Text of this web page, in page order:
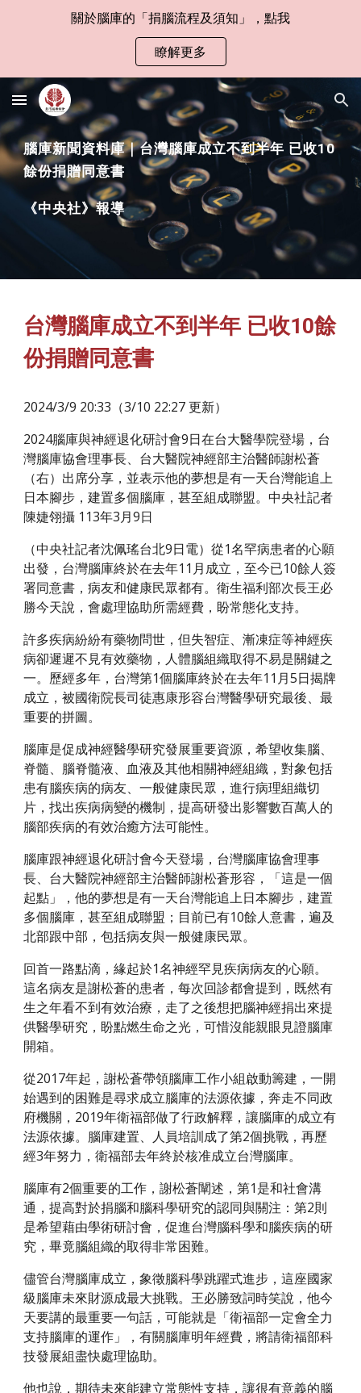
Skip to navigation
關於腦庫的「捐腦流程及須知」，點我
瞭解更多
腦庫新聞資料庫｜台灣腦庫成立不到半年 已收10
餘份捐贈同意書
《中央社》報導
台灣腦庫成立不到半年 已收10餘
份捐贈同意書
2024/3/9 20:33（3/10 22:27 更新）
2024腦庫與神經退化研討會9日在台大醫學院登場，台
灣腦庫協會理事長、台大醫院神經部主治醫師謝松蒼
（右）出席分享，並表示他的夢想是有一天台灣能追上
日本腳步，建置多個腦庫，甚至組成聯盟。中央社記者
陳婕翎攝 113年3月9日
（中央社記者沈佩瑤台北9日電）從1名罕病患者的心願
出發，台灣腦庫終於在去年11月成立，至今已10餘人簽
署同意書，病友和健康民眾都有。衛生福利部次長王必
勝今天說，會處理協助所需經費，盼常態化支持。
許多疾病紛紛有藥物問世，但失智症、漸凍症等神經疾
病卻遲遲不見有效藥物，人體腦組織取得不易是關鍵之
一。歷經多年，台灣第1個腦庫終於在去年11月5日揭牌
成立，被國衛院長司徒惠康形容台灣醫學研究最後、最
重要的拼圖。
腦庫是促成神經醫學研究發展重要資源，希望收集腦、
脊髓、腦脊髓液、血液及其他相關神經組織，對象包括
患有腦疾病的病友、一般健康民眾，進行病理組織切
片，找出疾病病變的機制，提高研發出影響數百萬人的
腦部疾病的有效治癒方法可能性。
腦庫跟神經退化研討會今天登場，台灣腦庫協會理事
長、台大醫院神經部主治醫師謝松蒼形容，「這是一個
起點」，他的夢想是有一天台灣能追上日本腳步，建置
多個腦庫，甚至組成聯盟；目前已有10餘人意書，遍及
北部跟中部，包括病友與一般健康民眾。
回首一路點滴，緣起於1名神經罕見疾病病友的心願。
這名病友是謝松蒼的患者，每次回診都會提到，既然有
生之年看不到有效治療，走了之後想把腦神經捐出來提
供醫學研究，盼點燃生命之光，可惜沒能親眼見證腦庫
開箱。
從2017年起，謝松蒼帶領腦庫工作小組啟動籌建，一開
始遇到的困難是尋求成立腦庫的法源依據，奔走不同政
府機關，2019年衛福部做了行政解釋，讓腦庫的成立有
法源依據。腦庫建置、人員培訓成了第2個挑戰，再歷
經3年努力，衛福部去年終於核准成立台灣腦庫。
腦庫有2個重要的工作，謝松蒼闡述，第1是和社會溝
通，提高對於捐腦和腦科學研究的認同與關注：第2則
是希望藉由學術研討會，促進台灣腦科學和腦疾病的研
究，畢竟腦組織的取得非常困難。
儘管台灣腦庫成立，象徵腦科學跳躍式進步，這座國家
級腦庫未來財源成最大挑戰。王必勝致詞時笑說，他今
天要講的最重要一句話，可能就是「衛福部一定會全力
支持腦庫的運作」，有關腦庫明年經費，將請衛福部科
技發展組盡快處理協助。
他也說，期待未來能建立常態性支持，讓很有意義的腦